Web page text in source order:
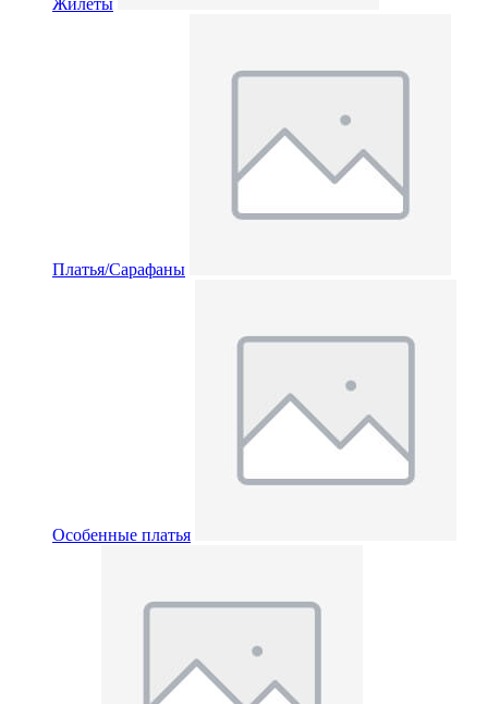
Жилеты
Платья/Сарафаны
Особенные платья